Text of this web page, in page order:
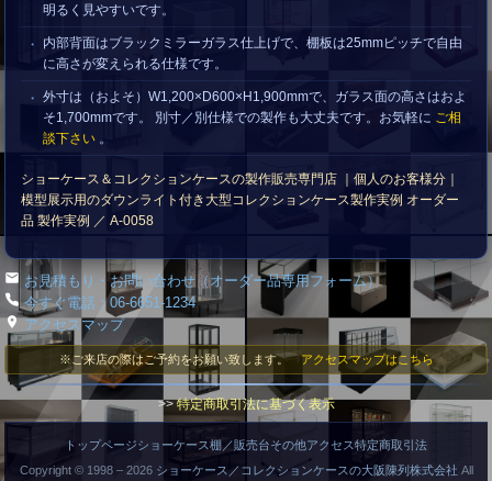
明るく見やすいです。
内部背面はブラックミラーガラス仕上げで、棚板は25mmピッチで自由
に高さが変えられる仕様です。
外寸は（およそ）W1,200×D600×H1,900mmで、ガラス面の高さはおよ
そ1,700mmです。 別寸／別仕様での製作も大丈夫です。お気軽に ご相
談下さい 。
ショーケース＆コレクションケースの製作販売専門店 ｜個人のお客様分｜
模型展示用のダウンライト付き大型コレクションケース製作実例 オーダー
品 製作実例 ／ A-0058
お見積もり・お問い合わせ（オーダー品専用フォーム）
今すぐ電話：06-6651-1234
アクセスマップ
※ご来店の際はご予約をお願い致します。アクセスマップはこちら
>>特定商取引法に基づく表示
トップページショーケース棚／販売台その他アクセス特定商取引法
Copyright © 1998 – 2026 ショーケース／コレクションケースの大阪陳列株式会社 All